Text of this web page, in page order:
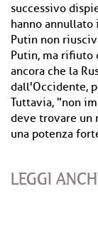
successivo
hanno
Putin non
Putin, ma rifiuto
ancora che la
dall'Occidente,
Tuttavia, "non
deve trovare un
una potenza
LEGGI